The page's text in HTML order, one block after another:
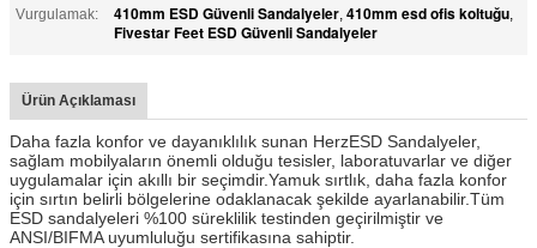
Vurgulamak:
410mm ESD Güvenli Sandalyeler, 410mm esd ofis koltuğu,
Fivestar Feet ESD Güvenli Sandalyeler
Ürün Açıklaması
Daha fazla konfor ve dayanıklılık sunan HerzESD Sandalyeler,
sağlam mobilyaların önemli olduğu tesisler, laboratuvarlar ve diğer
uygulamalar için akıllı bir seçimdir.Yamuk sırtlık, daha fazla konfor
için sırtın belirli bölgelerine odaklanacak şekilde ayarlanabilir.Tüm
ESD sandalyeleri %100 süreklilik testinden geçirilmiştir ve
ANSI/BIFMA uyumluluğu sertifikasına sahiptir.